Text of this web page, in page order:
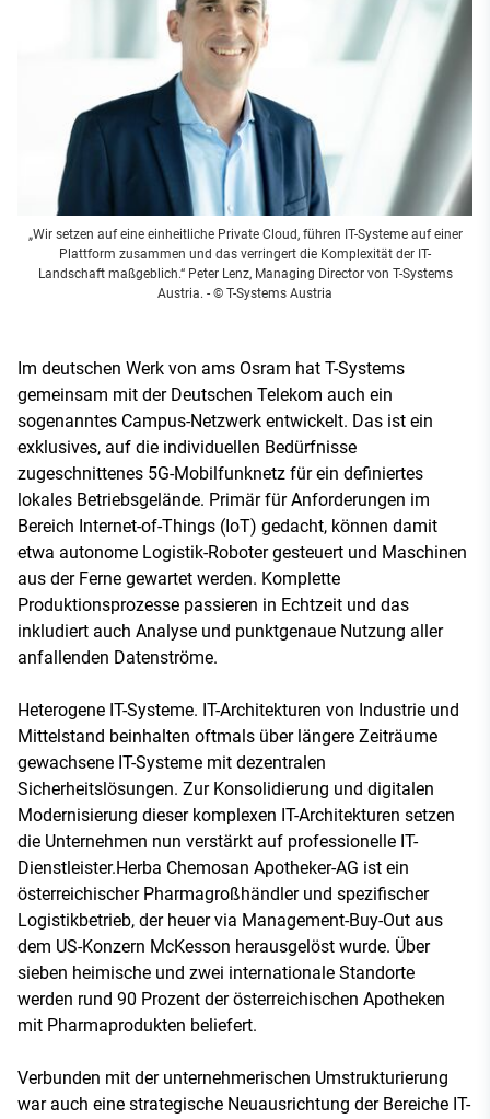
„Wir setzen auf eine einheitliche Private Cloud, führen IT-Systeme auf einer
Plattform zusammen und das verringert die Komplexität der IT-
Landschaft maßgeblich.“ Peter Lenz, Managing Director von T-Systems
Austria. - © T-Systems Austria
Im deutschen Werk von ams Osram hat T-Systems
gemeinsam mit der Deutschen Telekom auch ein
sogenanntes Campus-Netzwerk entwickelt. Das ist ein
exklusives, auf die individuellen Bedürfnisse
zugeschnittenes 5G-Mobilfunknetz für ein definiertes
lokales Betriebsgelände. Primär für Anforderungen im
Bereich Internet-of-Things (IoT) gedacht, können damit
etwa autonome Logistik-Roboter gesteuert und Maschinen
aus der Ferne gewartet werden. Komplette
Produktionsprozesse passieren in Echtzeit und das
inkludiert auch Analyse und punktgenaue Nutzung aller
anfallenden Datenströme.
Heterogene IT-Systeme. IT-Architekturen von Industrie und
Mittelstand beinhalten oftmals über längere Zeiträume
gewachsene IT-Systeme mit dezentralen
Sicherheitslösungen. Zur Konsolidierung und digitalen
Modernisierung dieser komplexen IT-Architekturen setzen
die Unternehmen nun verstärkt auf professionelle IT-
Dienstleister.Herba Chemosan Apotheker-AG ist ein
österreichischer Pharmagroßhändler und spezifischer
Logistikbetrieb, der heuer via Management-Buy-Out aus
dem US-Konzern McKesson herausgelöst wurde. Über
sieben heimische und zwei internationale Standorte
werden rund 90 Prozent der österreichischen Apotheken
mit Pharmaprodukten beliefert.
Verbunden mit der unternehmerischen Umstrukturierung
war auch eine strategische Neuausrichtung der Bereiche IT-